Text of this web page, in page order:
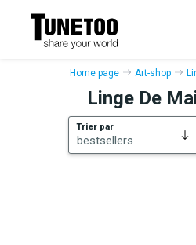
Home page Art-shop
Linge De
Trier par
bestsellers